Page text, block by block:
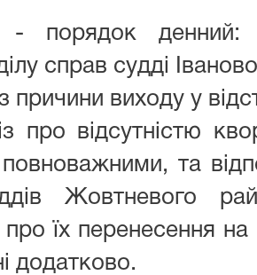
порядок денний:
справ судді
причини виходу у
про відсутністю
та
Жовтневого
їх перенесення на
додатково.